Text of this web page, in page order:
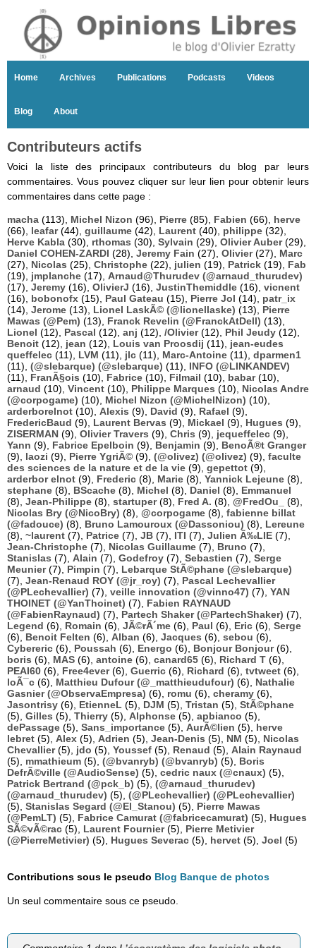
Home Archives Publications Podcasts Videos
Blog About
Contributeurs actifs
Voici la liste des principaux contributeurs du blog par leurs
commentaires. Vous pouvez cliquer sur leur lien pour obtenir leurs
commentaires dans cette page :
macha (113), Michel Nizon (96), Pierre (85), Fabien (66), herve
(66), leafar(44), guillaume (42), Laurent (40), philippe (32),
Herve Kabla (30), rthomas (30), Sylvain (29), Olivier Auber(29),
Daniel COHEN-ZARDI (28), Jeremy Fain (27), Olivier(27), Marc
(27), Nicolas (25), Christophe (22), julien (19), Patrick (19), Fab
(19), jmplanche (17), Arnaud@Thurudev (@arnaud_thurudev)
(17), Jeremy (16), OlivierJ (16), JustinThemiddle (16), vicnent
(16), bobonofx (15), Paul Gateau (15), Pierre Jol (14), patr_ix
(14), Jerome (13), Lionel LaskÃ© (@lionellaske) (13), Pierre
Mawas (@Pem) (13), Franck Revelin (@FranckAtDell) (13),
Lionel (12), Pascal (12), anj (12), /Olivier(12), Phil Jeudy (12),
Benoit (12), jean (12), Louis van Proosdij (11), jean-eudes
queffelec (11), LVM (11), jlc (11), Marc-Antoine (11), dparmen1
(11), (@slebarque) (@slebarque) (11), INFO (@LINKANDEV)
(11), FranÃ§ois (10), Fabrice (10), Filmail (10), babar(10),
arnaud (10), Vincent (10), Philippe Marques (10), Nicolas Andre
(@corpogame) (10), Michel Nizon (@MichelNizon) (10),
arderborelnot (10), Alexis (9), David (9), Rafael (9),
FredericBaud (9), Laurent Bervas (9), Mickael (9), Hugues (9),
ZISERMAN (9), Olivier Travers (9), Chris (9), jequeffelec (9),
Yann (9), Fabrice Epelboin (9), Benjamin (9), BenoÃ®t Granger
(9), laozi (9), Pierre YgriÃ© (9), (@olivez) (@olivez) (9), faculte
des sciences de la nature et de la vie (9), gepettot (9),
arderbor elnot (9), Frederic (8), Marie (8), Yannick Lejeune (8),
stephane (8), BScache (8), Michel (8), Daniel (8), Emmanuel
(8), Jean-Philippe (8), startuper(8), Fred A. (8), @FredOu_
(8),
Nicolas Bry (@NicoBry) (8), @corpogame (8), fabienne billat
(@fadouce) (8), Bruno Lamouroux (@Dassoniou) (8), Lereune
(8), ~laurent (7), Patrice (7), JB (7), ITI (7), Julien Ã‰LIE (7),
Jean-Christophe (7), Nicolas Guillaume (7), Bruno (7),
Stanislas (7), Alain (7), Godefroy (7), Sebastien (7), Serge
Meunier(7), Pimpin (7), Lebarque StÃ©phane (@slebarque)
(7), Jean-Renaud ROY (@jr_roy) (7), Pascal Lechevallier
(@PLechevallier) (7), veille innovation (@vinno47) (7), YAN
THOINET (@YanThoinet) (7), Fabien RAYNAUD
(@FabienRaynaud) (7), Partech Shaker (@PartechShaker) (7),
Legend (6), Romain (6), JÃ©rÃ´me (6), Paul (6), Eric (6), Serge
(6), Benoit Felten (6), Alban (6), Jacques (6), sebou (6),
Cybereric (6), Poussah (6), Energo (6), Bonjour Bonjour(6),
boris (6), MAS (6), antoine (6), canard65 (6), Richard T (6),
PEAI60 (6), Free4ever(6), Guerric (6), Richard (6), tvtweet (6),
loÃ¯c (6), Matthieu Dufour (@_matthieudufour) (6), Nathalie
Gasnier (@ObservaEmpresa) (6), romu (6), cheramy (6),
Jasontrisy (6), EtienneL (5), DJM (5), Tristan (5), StÃ©phane
(5), Gilles (5), Thierry (5), Alphonse (5), apbianco (5),
dePassage (5), Sans_importance (5), AurÃ©lien (5), herve
lebret (5), Alex (5), Adrien (5), Jean-Denis (5), NM (5), Nicolas
Chevallier(5), jdo (5), Youssef (5), Renaud (5), Alain Raynaud
(5), mmathieum (5), (@bvanryb) (@bvanryb) (5), Boris
DefrÃ©ville (@AudioSense) (5), cedric naux (@cnaux) (5),
Patrick Bertrand (@pck_b) (5), (@arnaud_thurudev)
(@arnaud_thurudev) (5), (@PLechevallier) (@PLechevallier)
(5), Stanislas Segard (@El_Stanou) (5), Pierre Mawas
(@PemLT) (5), Fabrice Camurat (@fabricecamurat) (5), Hugues
SÃ©vÃ©rac (5), Laurent Fournier(5), Pierre Metivier
(@PierreMetivier) (5), Hugues Severac (5), hervet (5), Joel (5)
Contributions sous le pseudo Blog Banque de photos
Un seul commentaire sous ce pseudo.